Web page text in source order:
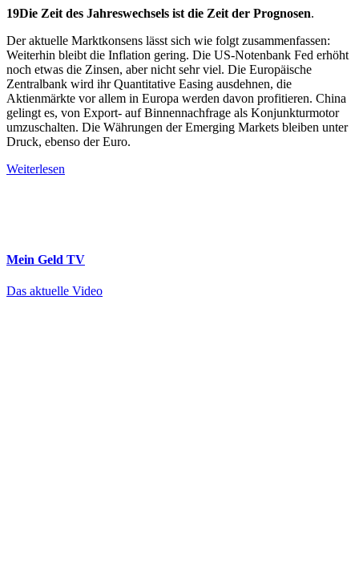
19Die Zeit des Jahreswechsels ist die Zeit der Prognosen.
Der aktuelle Marktkonsens lässt sich wie folgt zusammenfassen:
Weiterhin bleibt die Inflation gering. Die US-Notenbank Fed erhöht
noch etwas die Zinsen, aber nicht sehr viel. Die Europäische
Zentralbank wird ihr Quantitative Easing ausdehnen, die
Aktienmärkte vor allem in Europa werden davon profitieren. China
gelingt es, von Export- auf Binnennachfrage als Konjunkturmotor
umzuschalten. Die Währungen der Emerging Markets bleiben unter
Druck, ebenso der Euro.
Weiterlesen
Mein Geld TV
Das aktuelle Video